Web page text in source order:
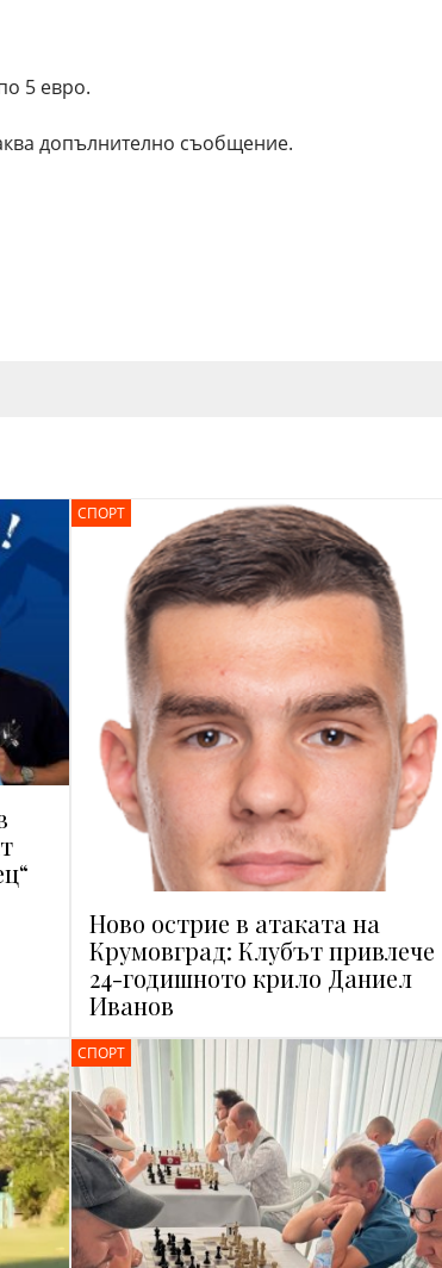
5 евро.
допълнително съобщение.
СПОРТ
Ново острие в атаката на
Крумовград: Клубът привлече
24-годишното крило Даниел
Иванов
СПОРТ